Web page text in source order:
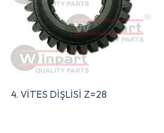
4. VİTES DİŞLİSİ Z=28